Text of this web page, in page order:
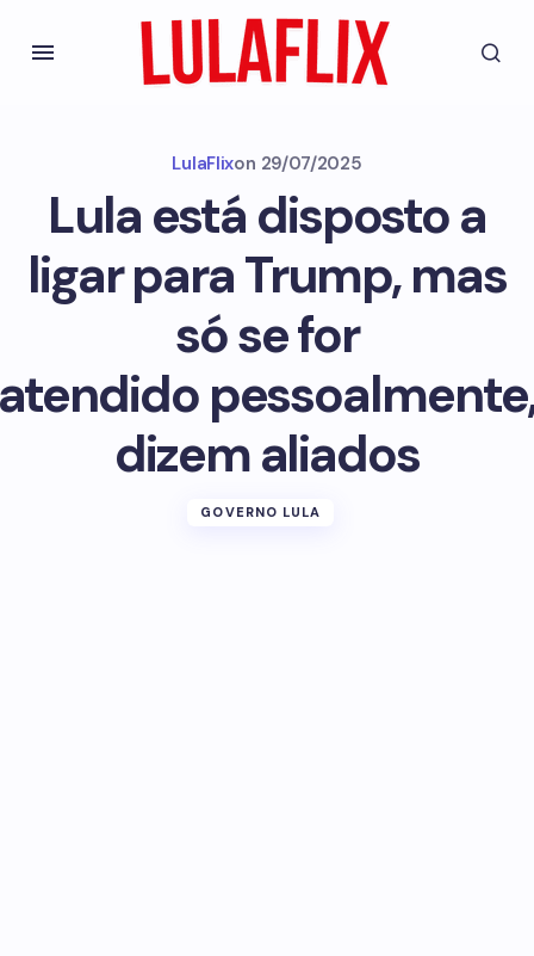
LulaFlixon 29/07/2025
Lula está disposto a
ligar para Trump, mas
só se for
dizem aliados
GOVERNO LULA